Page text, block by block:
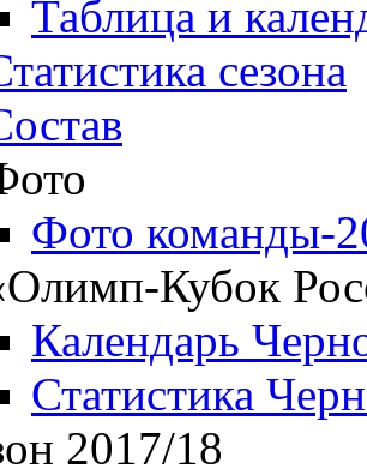
Таблица и
сезона
Фото команды-
Кубок
Календарь
Статистика
2017/18